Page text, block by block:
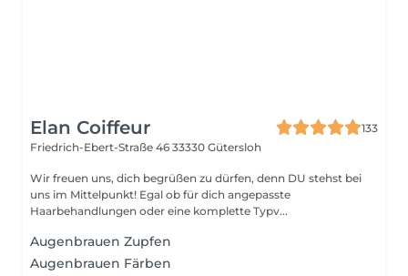
Elan Coiffeur
133
Friedrich-Ebert-Straße 46 33330 Gütersloh
Wir freuen uns, dich begrüßen zu dürfen, denn DU stehst bei
uns im Mittelpunkt! Egal ob für dich angepasste
Haarbehandlungen oder eine komplette Typv...
Augenbrauen Zupfen
Augenbrauen Färben